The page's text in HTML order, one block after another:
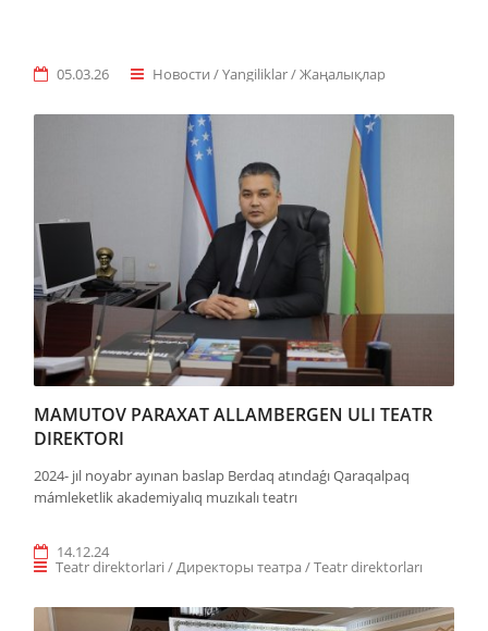
05.03.26 Новости / Yangiliklar / Жаңалықлар
MAMUTOV PARAXAT ALLAMBERGEN ULI TEATR
DIREKTORI
2024- jıl noyabr ayınan baslap Berdaq atındaǵı Qaraqalpaq
mámleketlik akademiyalıq muzıkalı teatrı
14.12.24
Teatr direktorlari / Директоры театра / Teatr direktorları